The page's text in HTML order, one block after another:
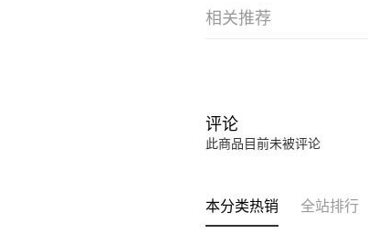
相关推荐
评论
此商品目前未被评论
本分类热销 全站排行